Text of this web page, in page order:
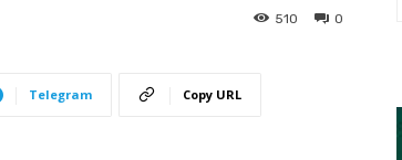
0
510
Telegram Copy URL